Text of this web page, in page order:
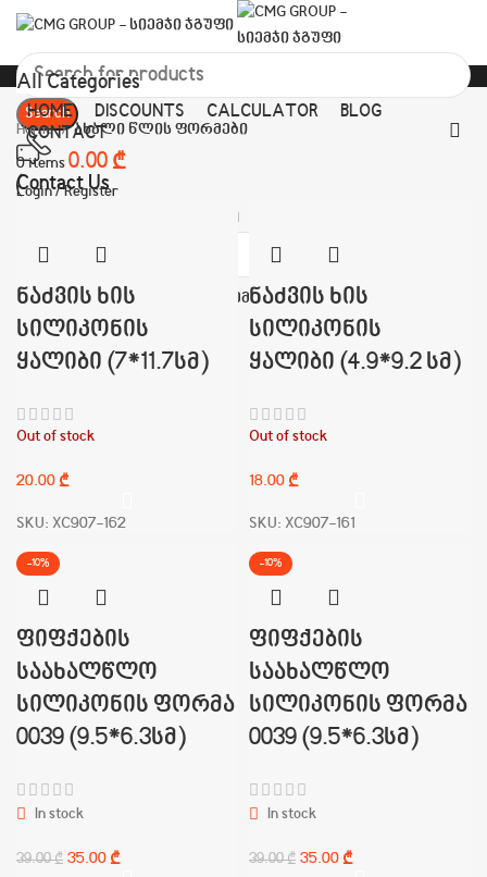
Search
Contact Us
Menu
Login / Register
All Categories
HOME DISCOUNTS CALCULATOR
BLOG
CONTACT
0items0.00 ₾
Login / Register
Search
Home ახალი წლის ფორმები
ნაძვის ხის
სილიკონის
ყალიბი (7*11.7სმ)
Out of stock
₾
SKU: XC907-162
ნაძვის ხის
სილიკონის
ყალიბი (4.9*9.2 სმ)
Out of stock
₾
SKU: XC907-161
-10%
ფიფქების
საახალწლო
სილიკონის ფორმა
0039 (9.5*6.3სმ)
In stock
39.00₾ 35.00₾
-10%
ფიფქების
საახალწლო
სილიკონის ფორმა
0039 (9.5*6.3სმ)
In stock
39.00₾ 35.00₾